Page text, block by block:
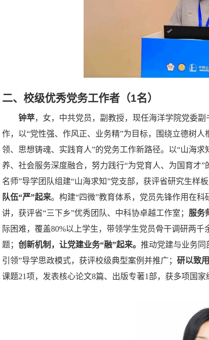
二、 校级优秀党务工作者 （1名）
钟苹，女，中共党员，副教授， 现任海洋学院党委副
作， 以“党性强、作风正、业务精”为目标，围绕立德树
领、思想铸魂、实践育人”的党务工作新路径。以“山海
养、社会服务深度融合，努力践行“为党育人、为国育才”
名师”导学团队组建“山海求知”党支部，获评省研究生样
队伍“严”起来。 构建“四微”教育体系，党员先锋作用在
讲，获评省“三下乡”优秀团队、中科协卓越工作室 ； 服务
际困难，覆盖80%以上学生， 带领学生党员骨干调研两千
题 ； 创新机制，让党建业务“融”起来。 推动党建与业务同
引领”导学思政模式，获评校级典型案例并推广 ； 研以致
课题21项，发表核心论文8篇、出版专著1部，获多项国